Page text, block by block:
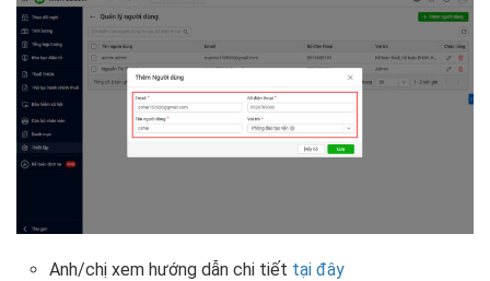
Anh/chị xem hướng dẫn chi tiết tại đây